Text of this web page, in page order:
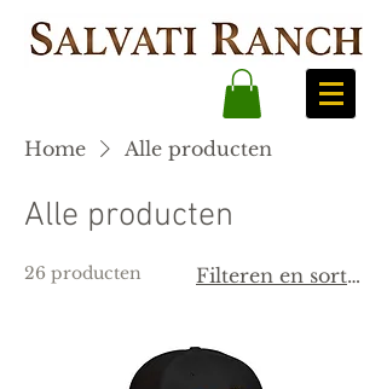
Home Alle producten
Alle producten
26 producten Filteren en sorteren